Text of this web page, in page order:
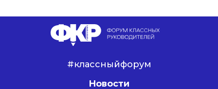
#классныйфорум
Новости